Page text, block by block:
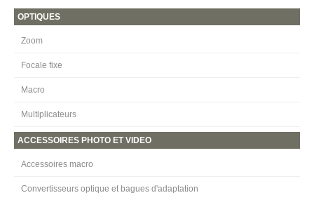
OPTIQUES
Zoom
Focale fixe
Macro
Multiplicateurs
ACCESSOIRES PHOTO ET VIDEO
Accessoires macro
Convertisseurs optique et bagues d'adaptation